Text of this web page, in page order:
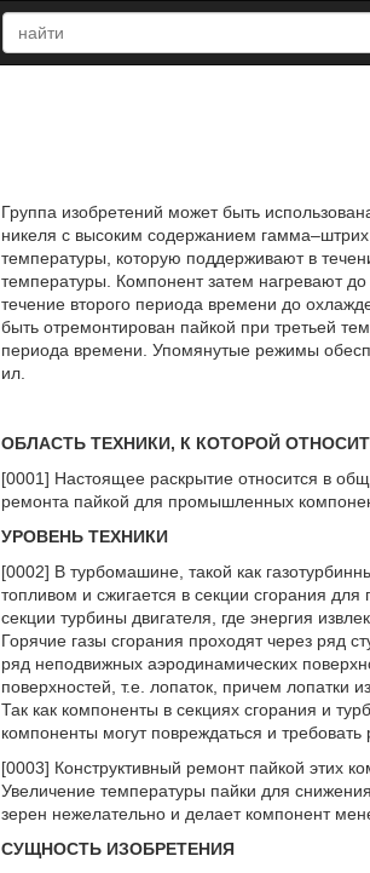
Группа изобретений может быть
никеля с высоким содержанием
температуры, которую поддерживают в
температуры. Компонент затем нагревают
течение второго периода времени до
быть отремонтирован пайкой при третьей
периода времени. Упомянутые режимы
ил.
ОБЛАСТЬ ТЕХНИКИ, К КОТОРОЙ
[0001] Настоящее раскрытие относится в
ремонта пайкой для промышленных
УРОВЕНЬ ТЕХНИКИ
[0002] В турбомашине, такой как
топливом и сжигается в секции сгорания
секции турбины двигателя, где энергия
Горячие газы сгорания проходят через ряд
ряд неподвижных аэродинамических
поверхностей, т.е. лопаток, причем лопатки
Так как компоненты в секциях сгорания и
компоненты могут повреждаться и требовать
[0003] Конструктивный ремонт пайкой этих
Увеличение температуры пайки для
зерен нежелательно и делает компонент
СУЩНОСТЬ ИЗОБРЕТЕНИЯ